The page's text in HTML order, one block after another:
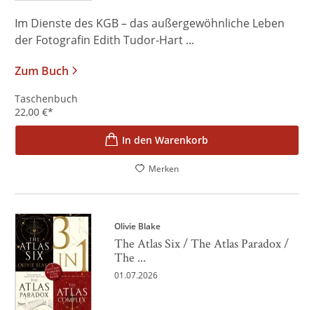
Im Dienste des KGB – das außergewöhnliche Leben
der Fotografin Edith Tudor-Hart ...
Zum Buch
Taschenbuch
22,00 €*
In den Warenkorb
Merken
Olivie Blake
The Atlas Six / The Atlas Paradox /
The ...
01.07.2026